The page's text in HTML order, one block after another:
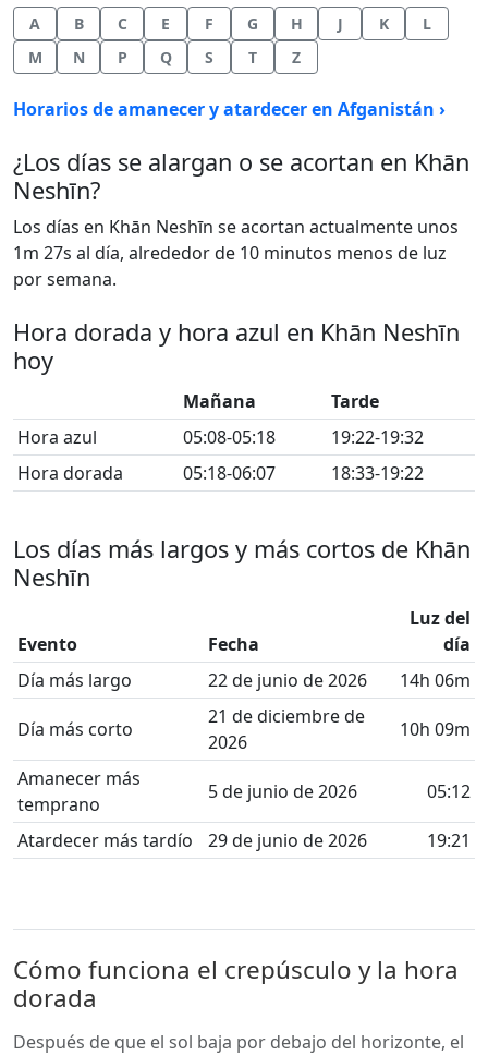
A B C E F G H J K
L
M
N P Q S T Z
Horarios de amanecer y atardecer en Afganistán ›
¿Los días se alargan o se acortan en Khān
Neshīn?
Los días en Khān Neshīn se acortan actualmente unos
1m 27s al día, alrededor de 10 minutos menos de luz
por semana.
Hora dorada y hora azul en Khān Neshīn
hoy
Mañana
Tarde
Hora azul
05:08-05:18
19:22-19:32
Hora dorada
05:18-06:07 18:33-19:22
Los días más largos y más cortos de Khān
Neshīn
Evento Fecha
Luz del
día
Día más largo
22 de junio de 2026 14h 06m
Día más corto
21 de diciembre de
2026
10h 09m
Amanecer más
temprano
5 de junio de 2026 05:12
Atardecer más tardío 29 de junio de 2026 19:21
Cómo funciona el crepúsculo y la hora
dorada
Después de que el sol baja por debajo del horizonte, el